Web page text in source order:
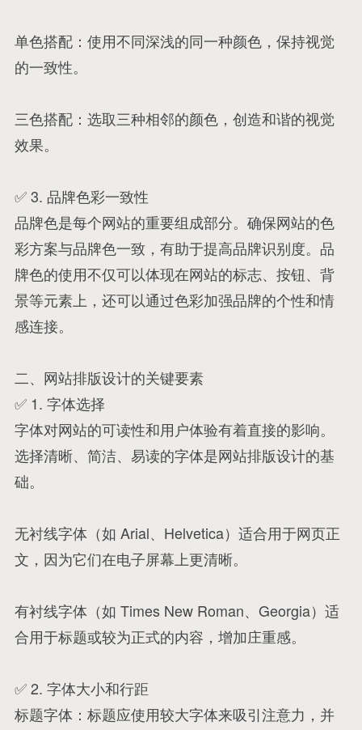
单色搭配：使用不同深浅的同一种颜色，保持视觉
的一致性。
三色搭配：选取三种相邻的颜色，创造和谐的视觉
效果。
✅ 3. 品牌色彩一致性
品牌色是每个网站的重要组成部分。确保网站的色
彩方案与品牌色一致，有助于提高品牌识别度。品
牌色的使用不仅可以体现在网站的标志、按钮、背
景等元素上，还可以通过色彩加强品牌的个性和情
感连接。
二、网站排版设计的关键要素
✅ 1. 字体选择
字体对网站的可读性和用户体验有着直接的影响。
选择清晰、简洁、易读的字体是网站排版设计的基
础。
无衬线字体（如 Arial、Helvetica）适合用于网页正
文，因为它们在电子屏幕上更清晰。
有衬线字体（如 Times New Roman、Georgia）适
合用于标题或较为正式的内容，增加庄重感。
✅ 2. 字体大小和行距
标题字体：标题应使用较大字体来吸引注意力，并